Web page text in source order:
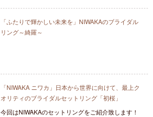
「ふたりで輝かしい未来を」NIWAKAのブライダル
リング～綺羅～
「NIWAKA ニワカ」日本から世界に向けて、最上ク
オリティのブライダルセットリング「初桜」
今回はNIWAKAのセットリングをご紹介致します！